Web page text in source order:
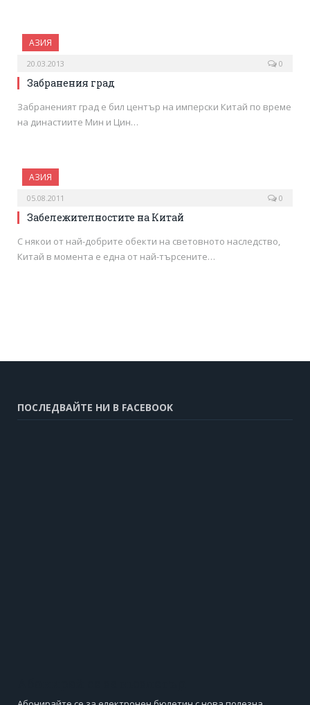
АЗИЯ
20.03.2013 0
Забранения град
Забраненият град е бил център на имперски Китай по време
на династиите Мин и Цин…
АЗИЯ
05.08.2011 0
Забележителностите на Китай
С някои от най-добрите обекти на световното наследство,
Китай в момента е една от най-търсените…
ПОСЛЕДВАЙТЕ НИ В FACEBOOK